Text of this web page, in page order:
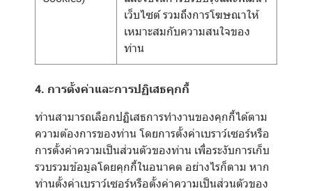
เว็บไซต์ รวมถึงการโฆษณาให้
เหมาะสมกับความสนใจของ
ท่าน
4. การตั้งค่าและการปฏิเสธคุกกี้
ท่านสามารถเลือกปฏิเสธการทำงานของคุกกี้ได้ตาม
ความต้องการของท่าน โดยการตั้งค่าเบราว์เซอร์หรือ
การตั้งค่าความเป็นส่วนตัวของท่าน เพื่อระงับการเก็บ
รวบรวมข้อมูลโดยคุกกี้ในอนาคต อย่างไรก็ตาม หาก
ท่านตั้งค่าเบราว์เซอร์หรือตั้งค่าความเป็นส่วนตัวของ